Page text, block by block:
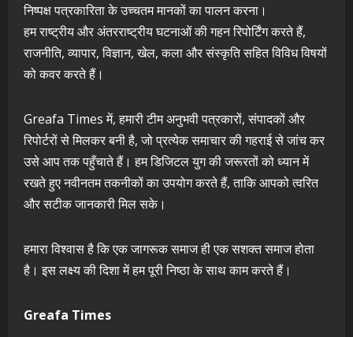
निष्पक्ष पत्रकारिता के उच्चतम मानकों का पालन करना।
हम राष्ट्रीय और अंतरराष्ट्रीय घटनाओं की गहन रिपोर्टिंग करते हैं,
राजनीति, व्यापार, विज्ञान, खेल, कला और संस्कृति सहित विविध विषयों
को कवर करते हैं।
Greafa Times में, हमारी टीम अनुभवी पत्रकारों, संपादकों और
रिपोर्टरों से मिलकर बनी है, जो प्रत्येक समाचार की गहराई से जांच कर
उसे आप तक पहुँचाते हैं। हम डिजिटल युग की जरूरतों को ध्यान में
रखते हुए नवीनतम तकनीकों का उपयोग करते हैं, ताकि आपको त्वरित
और सटीक जानकारी मिल सके।
हमारा विश्वास है कि एक जागरूक समाज ही एक सशक्त समाज होता
है। इस लक्ष्य की दिशा में हम पूरी निष्ठा के साथ काम करते हैं।
Greafa Times